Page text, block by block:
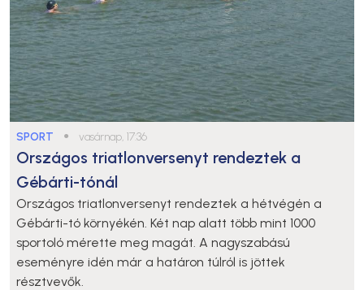
SPORT ● vasárnap, 17:36
Országos triatlonversenyt rendeztek a
Gébárti-tónál
Országos triatlonversenyt rendeztek a hétvégén a
Gébárti-tó környékén. Két nap alatt több mint 1000
sportoló mérette meg magát. A nagyszabású
eseményre idén már a határon túlról is jöttek
résztvevők.